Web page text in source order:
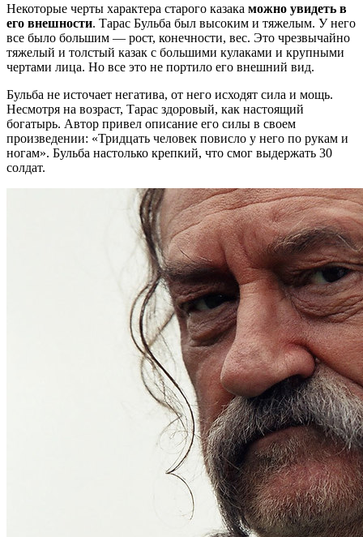
Некоторые черты характера старого казака можно увидеть в
его внешности. Тарас Бульба был высоким и тяжелым. У него
все было большим — рост, конечности, вес. Это чрезвычайно
тяжелый и толстый казак с большими кулаками и крупными
чертами лица. Но все это не портило его внешний вид.
Бульба не источает негатива, от него исходят сила и мощь.
Несмотря на возраст, Тарас здоровый, как настоящий
богатырь. Автор привел описание его силы в своем
произведении: «Тридцать человек повисло у него по рукам и
ногам». Бульба настолько крепкий, что смог выдержать 30
солдат.